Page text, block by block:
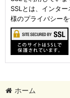
SSLとは、インタ
様のプライバシー
ホーム